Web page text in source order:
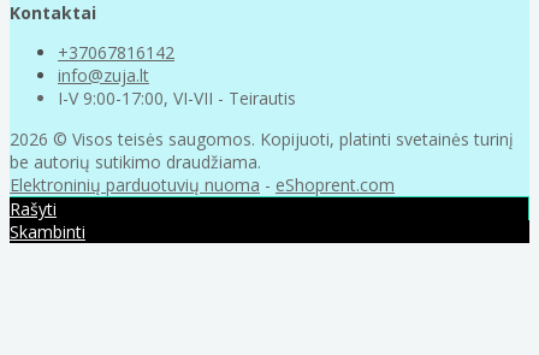
Kontaktai
+37067816142
info@zuja.lt
I-V 9:00-17:00, VI-VII - Teirautis
2026 © Visos teisės saugomos. Kopijuoti, platinti svetainės turinį
be autorių sutikimo draudžiama.
Elektroninių parduotuvių nuoma - eShoprent.com
Rašyti
Skambinti